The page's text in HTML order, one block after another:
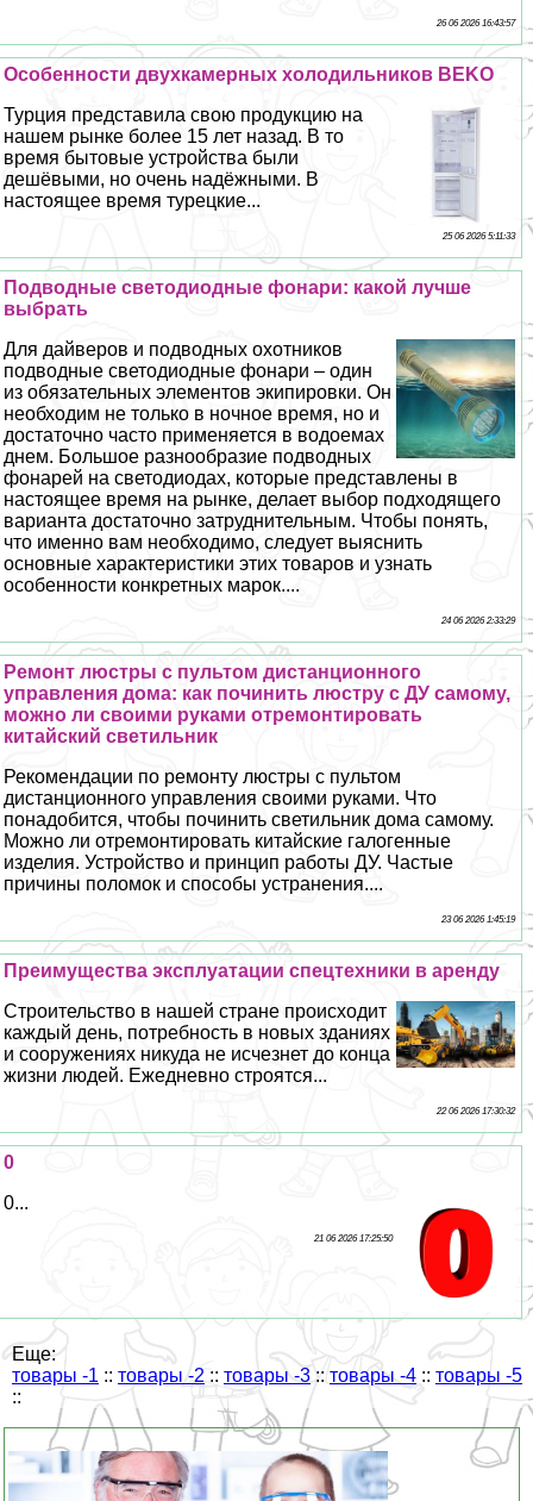
26 06 2026 16:43:57
Особенности двухкамерных холодильников BEKO
Турция представила свою продукцию на
нашем рынке более 15 лет назад. В то
время бытовые устройства были
дешёвыми, но очень надёжными. В
настоящее время турецкие...
25 06 2026 5:11:33
Подводные светодиодные фонари: какой лучше
выбрать
Для дайверов и подводных охотников
подводные светодиодные фонари – один
из обязательных элементов экипировки. Он
необходим не только в ночное время, но и
достаточно часто применяется в водоемах
днем. Большое разнообразие подводных
фонарей на светодиодах, которые представлены в
настоящее время на рынке, делает выбор подходящего
варианта достаточно затруднительным. Чтобы понять,
что именно вам необходимо, следует выяснить
основные хаpaктеристики этих товаров и узнать
особенности конкретных марок....
24 06 2026 2:33:29
Ремонт люстры с пультом дистанционного
управления дома: как починить люстру с ДУ самому,
можно ли своими руками отремонтировать
китайский светильник
Рекомендации по ремонту люстры с пультом
дистанционного управления своими руками. Что
понадобится, чтобы починить светильник дома самому.
Можно ли отремонтировать китайские галогенные
изделия. Устройство и принцип работы ДУ. Частые
причины поломок и способы устранения....
23 06 2026 1:45:19
Преимущества эксплуатации спецтехники в аренду
Строительство в нашей стране происходит
каждый день, потребность в новых зданиях
и сооружениях никуда не исчезнет до конца
жизни людей. Ежедневно строятся...
22 06 2026 17:30:32
0
0...
21 06 2026 17:25:50
Еще:
товары -1 :: товары -2 :: товары -3 :: товары -4 :: товары -5
::